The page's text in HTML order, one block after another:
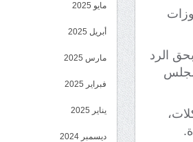
الرد
مايو 2025
أبريل 2025
مارس 2025
فبراير 2025
يناير 2025
ديسمبر 2024